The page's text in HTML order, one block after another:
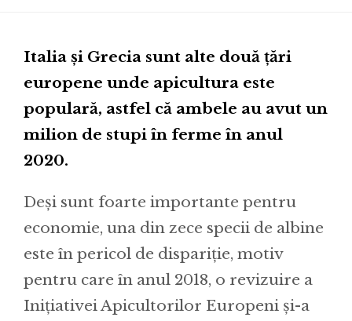
Italia și Grecia sunt alte două țări
europene unde apicultura este
populară, astfel că ambele au avut un
milion de stupi în ferme în anul
2020.
Deși sunt foarte importante pentru
economie, una din zece specii de albine
este în pericol de dispariție, motiv
pentru care în anul 2018, o revizuire a
Inițiativei Apicultorilor Europeni și-a